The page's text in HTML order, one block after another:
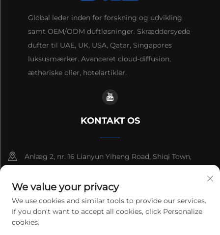
Global leder inden for forskning og udvikling
samt OEM/ODM duftløsninger. Skræddersyede
dufter til UAE, UK, USA, Qatar, Singapores
luksusmærker. Avanceret cloud-diffusion,
ætheriske olier, hotelartikler.
KONTAKT OS
Anlæg 2, nr. 16 Lianyun Yiheng Road, Shiqi Town,
+86-13192436782
[email protected]
We value your privacy
We use cookies and similar tools to provide our services.
If you don't want to accept all cookies, click Personalize
cookies.